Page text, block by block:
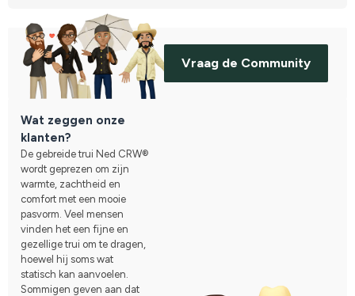
Vraag de Community
Wat zeggen onze
klanten?
De gebreide trui Ned CRW®
wordt geprezen om zijn
warmte, zachtheid en
comfort met een mooie
pasvorm. Veel mensen
vinden het een fijne en
gezellige trui om te dragen,
hoewel hij soms wat
statisch kan aanvoelen.
Sommigen geven aan dat